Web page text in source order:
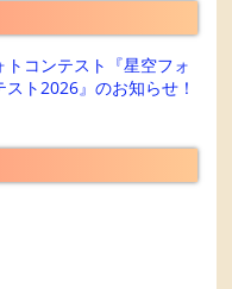
トコンテスト『星空フォ
スト2026』のお知らせ！